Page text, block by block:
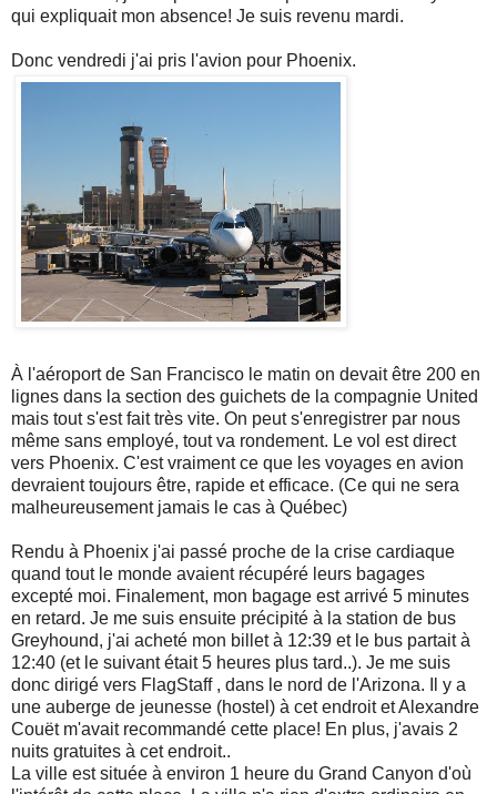
qui expliquait mon absence! Je suis revenu mardi.
Donc vendredi j'ai pris l'avion pour Phoenix.
À l'aéroport de San Francisco le matin on devait être 200 en
lignes dans la section des guichets de la compagnie United
mais tout s'est fait très vite. On peut s'enregistrer par nous
même sans employé, tout va rondement. Le vol est direct
vers Phoenix. C'est vraiment ce que les voyages en avion
devraient toujours être, rapide et efficace. (Ce qui ne sera
malheureusement jamais le cas à Québec)
Rendu à Phoenix j'ai passé proche de la crise cardiaque
quand tout le monde avaient récupéré leurs bagages
excepté moi. Finalement, mon bagage est arrivé 5 minutes
en retard. Je me suis ensuite précipité à la station de bus
Greyhound, j'ai acheté mon billet à 12:39 et le bus partait à
12:40 (et le suivant était 5 heures plus tard..). Je me suis
donc dirigé vers FlagStaff , dans le nord de l'Arizona. Il y a
une auberge de jeunesse (hostel) à cet endroit et Alexandre
Couët m'avait recommandé cette place! En plus, j'avais 2
nuits gratuites à cet endroit..
La ville est située à environ 1 heure du Grand Canyon d'où